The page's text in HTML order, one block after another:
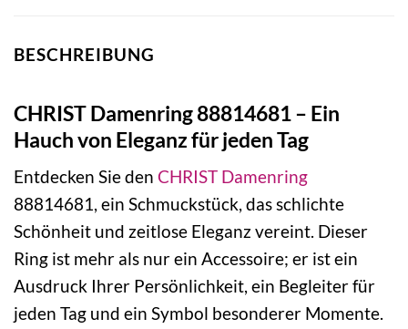
BESCHREIBUNG
CHRIST Damenring 88814681 – Ein
Hauch von Eleganz für jeden Tag
Entdecken Sie den CHRIST Damenring
88814681, ein Schmuckstück, das schlichte
Schönheit und zeitlose Eleganz vereint. Dieser
Ring ist mehr als nur ein Accessoire; er ist ein
Ausdruck Ihrer Persönlichkeit, ein Begleiter für
jeden Tag und ein Symbol besonderer Momente.